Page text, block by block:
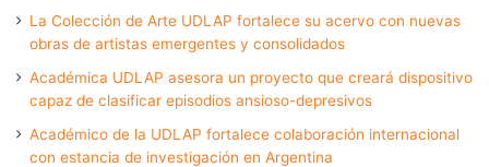
La Colección de Arte UDLAP fortalece su acervo con nuevas
obras de artistas emergentes y consolidados
Académica UDLAP asesora un proyecto que creará dispositivo
capaz de clasificar episodios ansioso-depresivos
Académico de la UDLAP fortalece colaboración internacional
con estancia de investigación en Argentina